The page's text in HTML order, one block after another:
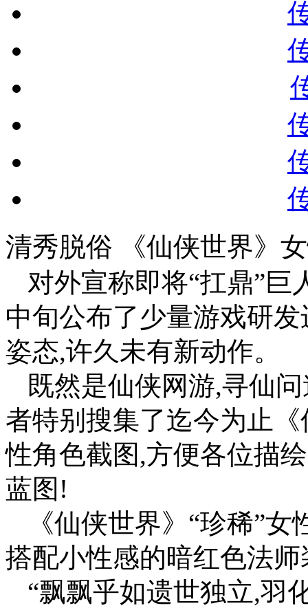
清秀脱俗 《仙侠世界》
对外宣称即将“扛鼎”巨
中旬公布了少量游戏研
姿态,许久未有新动作。
既然是仙侠网游,寻仙
者特别搜集了迄今为止
性角色截图,方便各位描
蓝图!
《仙侠世界》“珍稀”
搭配小性感的暗红色法
“飘飘乎如遗世独立,羽